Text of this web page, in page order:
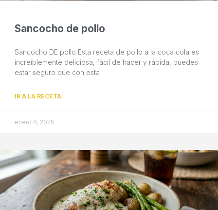
Sancocho de pollo
Sancocho DE pollo Esta receta de pollo a la coca cola es
increíblemente deliciosa, fácil de hacer y rápida, puedes
estar seguro que con esta
IR A LA RECETA
enero 8, 2025